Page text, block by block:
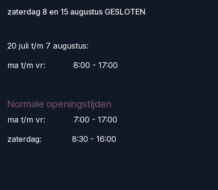
zaterdag 8 en 15 augustus GESLOTEN
20 juli t/m 7 augustus:
ma t/m vr:
​8:00 - 17:00
Normale openingstijden
ma t/m vr:
​7:00 - 17:00
zaterdag:
​8:30 - 16:00